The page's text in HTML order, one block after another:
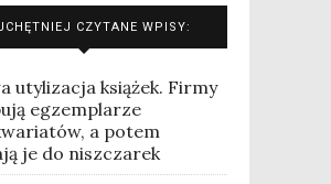
CZYTANE WPISY:
utylizacja książek. Firmy
egzemplarze
a potem
je do niszczarek